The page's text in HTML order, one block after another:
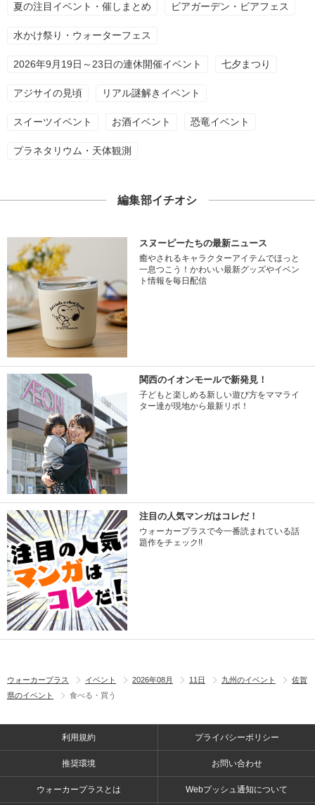
夏の注目イベント・催しまとめ ビアガーデン・ビアフェス
水かけ祭り・ウォーターフェス
2026年9月19日～23日の連休開催イベント 七夕まつり
アジサイの見頃 リアル謎解きイベント
スイーツイベント お酒イベント 恐竜イベント
プラネタリウム・天体観測
編集部イチオシ
スヌーピーたちの最新ニュース
癒やされるキャラクターアイテムでほっと
一息つこう！かわいい最新グッズやイベン
ト情報を毎日配信
関西のイオンモールで新発見！
子どもと楽しめる新しい遊び方をママライ
ター達が現地から最新リポ！
注目の人気マンガはコレだ！
ウォーカープラスで今一番読まれている話
題作をチェック!!
ウォーカープラス イベント 2026年08月 11日 九州のイベント
佐賀
県のイベント
食べる・買う
利用規約 プライバシーポリシー
推奨環境 お問い合わせ
ウォーカープラスとは Webプッシュ通知について